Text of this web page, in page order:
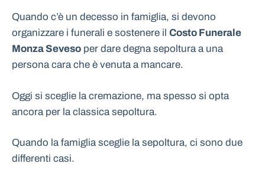
Quando c’è un decesso in famiglia, si devono
organizzare i funerali e sostenere il Costo Funerale
Monza Seveso per dare degna sepoltura a una
persona cara che è venuta a mancare.
Oggi si sceglie la cremazione, ma spesso si opta
ancora per la classica sepoltura.
Quando la famiglia sceglie la sepoltura, ci sono due
differenti casi.